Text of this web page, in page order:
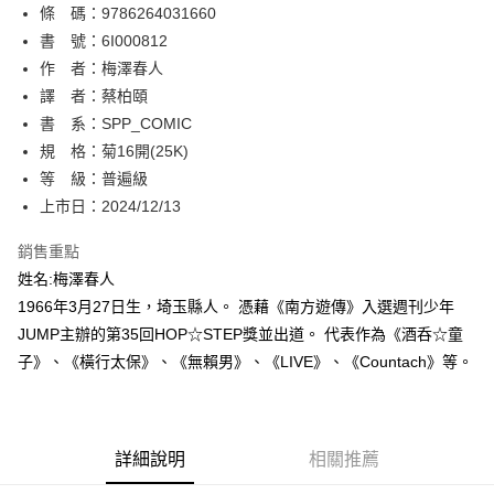
【關於「AFTEE先享後付」】
AFTEE先享後付是「在收到商品之後才付款」的支付方式。 讓您購物簡單
便利好安心！
１．簡單：不需註冊會員、不需綁卡、不需儲值。
２．便利：只要手機號碼，簡訊認證，即可結帳。
３．安心：先確認商品／服務後，再付款。
【「AFTEE先享後付」結帳流程】
１．於結帳方式選擇「AFTEE先享後付」後，將跳轉至「AFTEE先享後付」
結帳頁面，進行簡訊認證並確認金額後，即可完成結帳。
２．訂單成立數日內，您將收到繳費通知簡訊。
ATM／網路銀行／等多元方式進行付款，方視為交易完成。
※ 請注意：結帳手續完成當下不需立刻繳費，但若您需要取消訂單，請聯絡
購買商品的店家。未經商家同意取消之訂單仍視為有效，需透過AFTEE先享
後付繳納相關費用。
※ 交易是否成功請以「AFTEE先享後付 」之結帳頁面顯示為準，若有關於
是否繳費成功／繳費後需取消欲退款等相關疑問，請聯繫「AFTEE先享後付
易，需依本服務之必要範圍內提供個人資料，並將交易相關給付款項請求債
ATM付款
運送方式
全家取貨付款
每筆NT$80，滿NT$500(含以上)免運費
付款後全家取貨
每筆NT$80，滿NT$500(含以上)免運費
付款後萊爾富取貨
每筆NT$80，滿NT$500(含以上)免運費
付款後7-11取貨
條 碼：9786264031660
書 號：6I000812
作 者：梅澤春人
譯 者：蔡柏頤
書 系：SPP_COMIC
規 格：菊16開(25K)
等 級：普遍級
上市日：2024/12/13
銷售重點
姓名:梅澤春人
1966年3月27日生，埼玉縣人。 憑藉《南方遊傳》入選週刊少年
JUMP主辦的第35回HOP☆STEP獎並出道。 代表作為《酒呑☆童
子》、《橫行太保》、《無賴男》、《LIVE》、《Countach》等。
詳細說明 相關推薦